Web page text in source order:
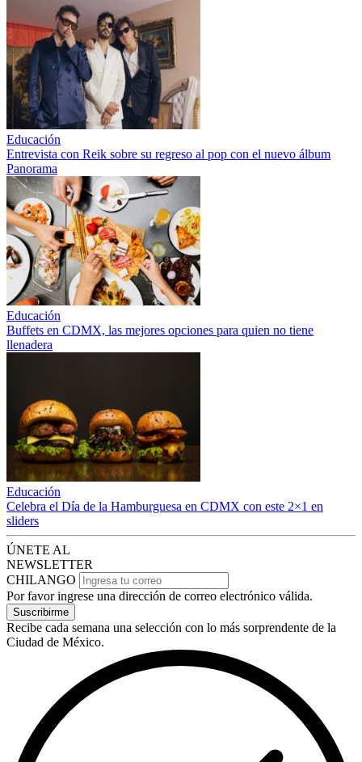
Educación
Entrevista con Reik sobre su regreso al pop con el nuevo álbum
Panorama
Educación
Buffets en CDMX, las mejores opciones para quien no tiene
llenadera
Educación
Celebra el Día de la Hamburguesa en CDMX con este 2×1 en
sliders
ÚNETE AL
NEWSLETTER
CHILANGO
Por favor ingrese una dirección de correo electrónico válida.
Suscribirme
Recibe cada semana una selección con lo más sorprendente de la
Ciudad de México.